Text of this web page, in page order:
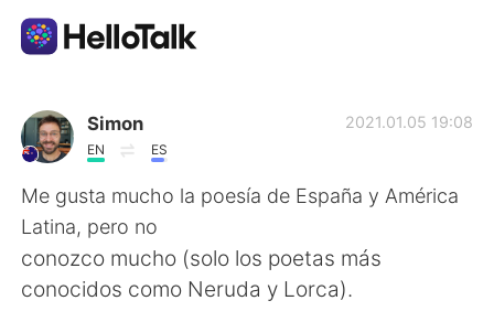
Aplicación de intercambio de idiomas
AI Grammar Checker
Español
Simon
EN ES
2021.01.05 19:08
Me gusta mucho la poesía de España y América
Latina, pero no
conozco mucho (solo los poetas más
conocidos como Neruda y Lorca).